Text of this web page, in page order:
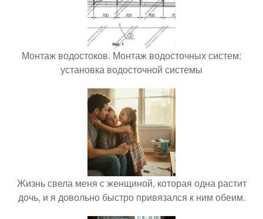
Монтаж водостоков. Монтаж водосточных систем:
установка водосточной системы
Жизнь свела меня с женщиной, которая одна растит
дочь, и я довольно быстро привязался к ним обеим.